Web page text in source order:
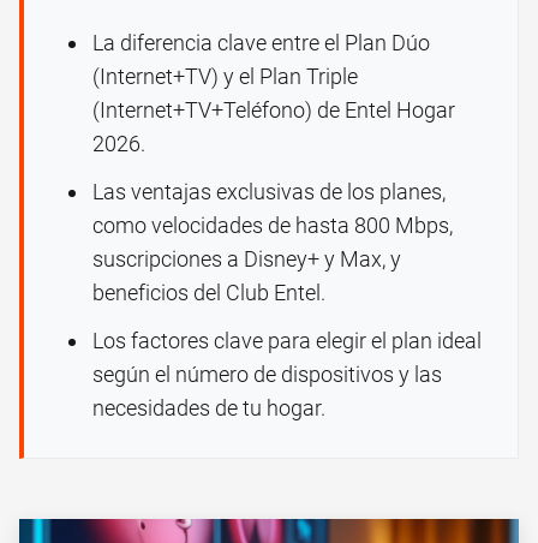
La diferencia clave entre el Plan Dúo
(Internet+TV) y el Plan Triple
(Internet+TV+Teléfono) de Entel Hogar
2026.
Las ventajas exclusivas de los planes,
como velocidades de hasta 800 Mbps,
suscripciones a Disney+ y Max, y
beneficios del Club Entel.
Los factores clave para elegir el plan ideal
según el número de dispositivos y las
necesidades de tu hogar.